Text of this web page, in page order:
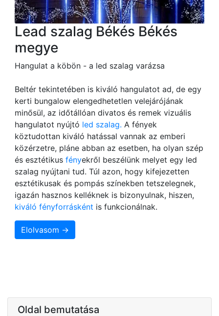
Lead szalag Békés Békés
megye
Hangulat a köbön - a led szalag varázsa
Beltér tekintetében is kiváló hangulatot ad, de egy
kerti bungalow elengedhetetlen velejárójának
minősül, az időtállóan divatos és remek vizuális
hangulatot nyújtó led szalag. A fények
köztudottan kiváló hatással vannak az emberi
közérzetre, pláne abban az esetben, ha olyan szép
és esztétikus fényekről beszélünk melyet egy led
szalag nyújtani tud. Túl azon, hogy kifejezetten
esztétikusak és pompás színekben tetszelegnek,
igazán hasznos kelléknek is bizonyulnak, hiszen,
kiváló fényforrásként is funkcionálnak.
Elolvasom →
Oldal bemutatása